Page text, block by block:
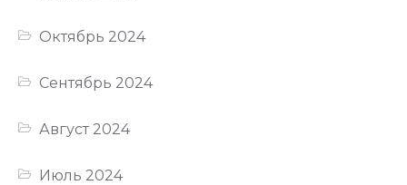
Октябрь 2024
Сентябрь 2024
Август 2024
Июль 2024